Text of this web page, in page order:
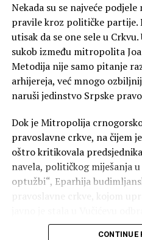
formirali Vladu bez ovih koji
Satlera, prva odluka koju ću
otpriznavanje Kosova. Kao
da sam ja bio premijer i od
nacionalne interese”,
Nekada su se najveće
pravile kroz političke partije.
utisak da se one sele u
sukob između mitropolita
Metodija nije samo pitanje
arhijereja, već mnogo
naruši jedinstvo Srpske
Dok je Mitropolija
pravoslavne crkve, na čijem
oštro kritikovala
navela, političkog miješanja
optužbi“, Eparhija
pravoslavne crkve, kojom
poruke doprinose očuvanju
CONTINUE